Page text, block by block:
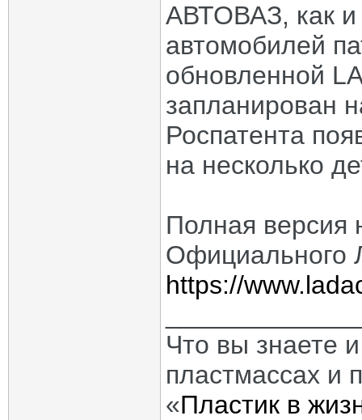
АВТОВАЗ, как и
автомобилей
обновленной
запланирован
Роспатента
на несколько
Полная версия
Официального
https://
Что вы знаете
пластмассах и
«Пластик в